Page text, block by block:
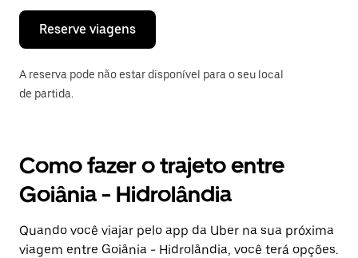
o
calendário.
Reserve viagens
A reserva pode não estar disponível para o seu local
de partida.
Como fazer o trajeto entre
Goiânia - Hidrolândia
Quando você viajar pelo app da Uber na sua próxima
viagem entre Goiânia - Hidrolândia, você terá opções.